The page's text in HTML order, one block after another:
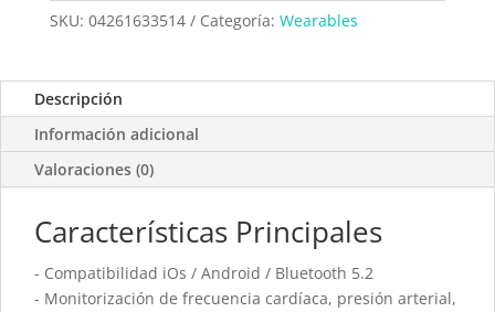
Amoled
Gris
Oscuro
cantidad
SKU: 04261633514 Categoría: Wearables
Descripción
Información adicional
Valoraciones (0)
Características Principales
- Compatibilidad iOs / Android / Bluetooth 5.2
- Monitorización de frecuencia cardíaca, presión arterial,